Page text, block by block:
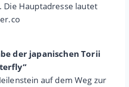
Die Hauptadresse lautet
der japanischen Torii
auf dem Weg zur